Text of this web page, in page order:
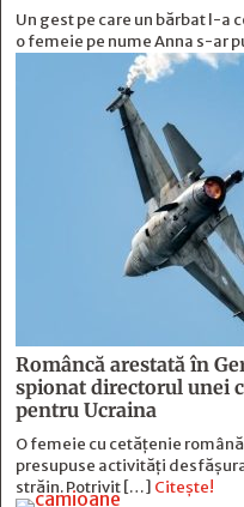
Un gest pe care un bărbat l-a
o femeie pe nume Anna s-ar
Româncă arestată în
spionat directorul unei
pentru Ucraina
O femeie cu cetățenie
presupuse activități
străin. Potrivit […] Citește!